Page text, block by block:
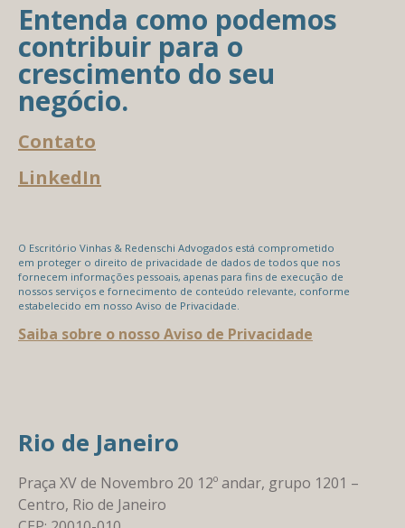
Entenda como podemos
contribuir para o
crescimento do seu
negócio.
Contato
LinkedIn
O Escritório Vinhas & Redenschi Advogados está comprometido
em proteger o direito de privacidade de dados de todos que nos
fornecem informações pessoais, apenas para fins de execução de
nossos serviços e fornecimento de conteúdo relevante, conforme
estabelecido em nosso Aviso de Privacidade.
Saiba sobre o nosso Aviso de Privacidade
Rio de Janeiro
Praça XV de Novembro 20 12º andar, grupo 1201 –
Centro, Rio de Janeiro